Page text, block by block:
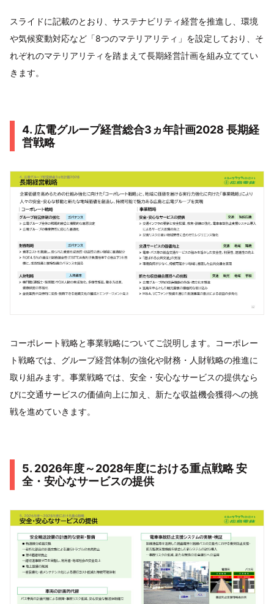
スライドに記載のとおり、サステナビリティ経営を推進し、環境
や気候変動対応など「8つのマテリアリティ」を設定しており、そ
れぞれのマテリアリティを踏まえて長期経営計画を組み立ててい
きます。
4. 広電グループ経営総合3ヵ年計画2028 長期経
営戦略
コーポレート戦略と事業戦略についてご説明します。コーポレー
ト戦略では、グループ経営体制の強化や財務・人財戦略の推進に
取り組みます。事業戦略では、安全・安心なサービスの提供なら
びに交通サービスの価値向上に加え、新たな収益機会獲得への挑
戦を進めていきます。
5. 2026年度～2028年度における重点戦略 安
全・安心なサービスの提供